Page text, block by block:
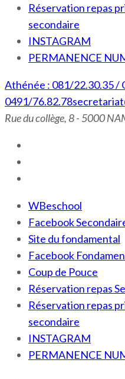
Réservation repas
secondaire
INSTAGRAM
PERMANENCE
Athénée : 081/22.30.35 /
0491/76.82.78
Rue du collège, 8 - 5000
WBeschool
Facebook
Site du fondamental
Facebook
Coup de Pouce
Réservation repas
Réservation repas
secondaire
INSTAGRAM
PERMANENCE